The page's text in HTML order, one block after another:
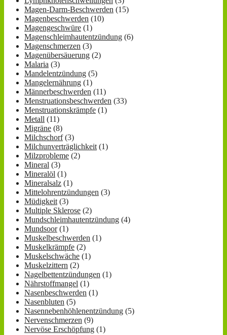
Magen-Darm-Beschwerden (15)
Magenbeschwerden (10)
Magengeschwüre (1)
Magenschleimhautentzündung (6)
Magenschmerzen (3)
Magenübersäuerung (2)
Malaria (3)
Mandelentzündung (5)
Mangelernährung (1)
Männerbeschwerden (11)
Menstruationsbeschwerden (33)
Menstruationskrämpfe (1)
Metall (11)
Migräne (8)
Milchschorf(3)
Milchunverträglichkeit(1)
Milzprobleme (2)
Mineral (3)
Mineralöl (1)
Mineralsalz (1)
Mittelohrentzündungen (3)
Müdigkeit(3)
Multiple Sklerose (2)
Mundschleimhautentzündung (4)
Mundsoor(1)
Muskelbeschwerden (1)
Muskelkrämpfe (2)
Muskelschwäche (1)
Muskelzittern (2)
Nagelbettentzündungen (1)
Nährstoffmangel (1)
Nasenbeschwerden (1)
Nasenbluten (5)
Nasennebenhöhlenentzündung (5)
Nervenschmerzen (9)
Nervöse Erschöpfung (1)